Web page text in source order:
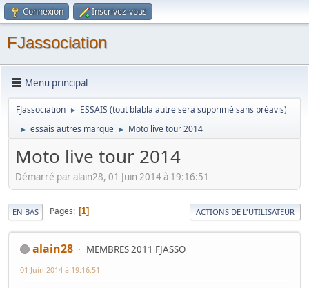
Connexion Inscrivez-vous
FJassociation
Menu principal
FJassociation ► ESSAIS (tout blabla autre sera supprimé sans préavis)
► essais autres marque ► Moto live tour 2014
Moto live tour 2014
Démarré par alain28, 01 Juin 2014 à 19:16:51
EN BAS Pages 1 ACTIONS DE L'UTILISATEUR
alain28 MEMBRES 2011 FJASSO
01 Juin 2014 à 19:16:51